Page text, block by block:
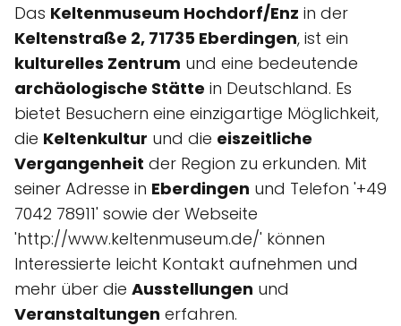
Das Keltenmuseum Hochdorf/Enz in der
Keltenstraße 2, 71735 Eberdingen, ist ein
kulturelles Zentrum und eine bedeutende
archäologische Stätte in Deutschland. Es
bietet Besuchern eine einzigartige Möglichkeit,
die Keltenkultur und die eiszeitliche
Vergangenheit der Region zu erkunden. Mit
seiner Adresse in Eberdingen und Telefon '+49
7042 78911' sowie der Webseite
'http://www.keltenmuseum.de/' können
Interessierte leicht Kontakt aufnehmen und
mehr über die Ausstellungen und
Veranstaltungen erfahren.